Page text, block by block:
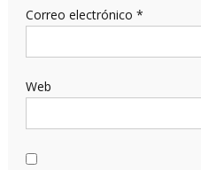
Correo electrónico *
Web